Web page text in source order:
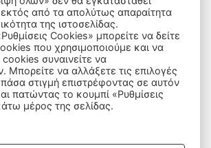
ΠΡΟΪΟΝΤΑ
Ραπτομηχανές
από τα απολύτως απαραίτητα
της ιστοσελίδας.
Cookies» μπορείτε να δείτε
που χρησιμοποιούμε και να
cookies συναινείτε να
Μπορείτε να αλλάξετε τις επιλογές
στιγμή επιστρέφοντας σε αυτόν
πατώντας το κουμπί «Ρυθμίσεις
μέρος της σελίδας.